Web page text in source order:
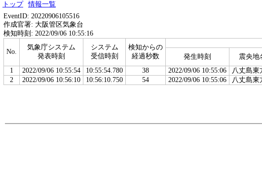
トップ
情報一覧
EventID: 20220906105516
作成官署: 大阪管区気象台
検知時刻: 2022/09/06 10:55:16
No.
気象庁システム
発表時刻
システム
受信時刻
検知からの
経過秒数
発生時刻
震央地
1
2022/09/06 10:55:54 10:55:54.780 38 2022/09/06 10:55:06 八丈島東
2
2022/09/06 10:56:10 10:56:10.750 54 2022/09/06 10:55:06 八丈島東